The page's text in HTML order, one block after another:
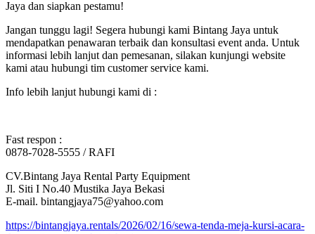
Jaya dan siapkan pestamu!
Jangan tunggu lagi! Segera hubungi kami Bintang Jaya untuk
mendapatkan penawaran terbaik dan konsultasi event anda. Untuk
informasi lebih lanjut dan pemesanan, silakan kunjungi website
kami atau hubungi tim customer service kami.
Info lebih lanjut hubungi kami di :
Fast respon :
0878-7028-5555 / RAFI
CV.Bintang Jaya Rental Party Equipment
Jl. Siti I No.40 Mustika Jaya Bekasi
E-mail. bintangjaya75@yahoo.com
https://bintangjaya.rentals/2026/02/16/sewa-tenda-meja-kursi-acara-